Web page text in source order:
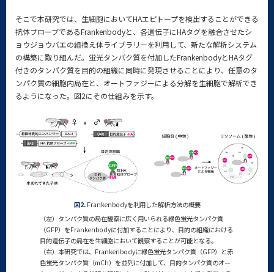
そこで本研究では、生細胞においてHAエピトープを検出することができる
抗体プローブであるFrankenbodyと、各遺伝子にHAタグを融合させたシ
ョウジョウバエの組換え体ライブラリーを利用して、新たな解析システム
の構築に取り組んだ。蛍光タンパク質を付加したFrankenbodyとHAタグ
付きのタンパク質を目的の組織に同時に発現させることにより、任意のタ
ンパク質の細胞内局在と、オートファジーによる分解を生細胞で解析でき
るようになった。図2にその仕組みを示す。
図2. Frankenbodyを利用した解析方法の概要
（左）タンパク質の局在観察に広く用いられる緑色蛍光タンパク質
（GFP）をFrankenbodyに付加することにより、目的の組織における
目的遺伝子の局在を生細胞において観察することが可能となる。
（右）本研究では、Frankenbodyに緑色蛍光タンパク質（GFP）と赤
色蛍光タンパク質（mCh）を並列に付加して、目的タンパク質のオー